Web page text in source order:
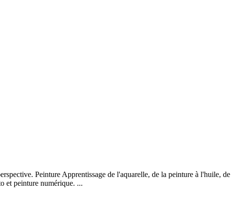
Peinture Apprentissage de l'aquarelle, de la peinture à l'huile, de
et peinture numérique. ...